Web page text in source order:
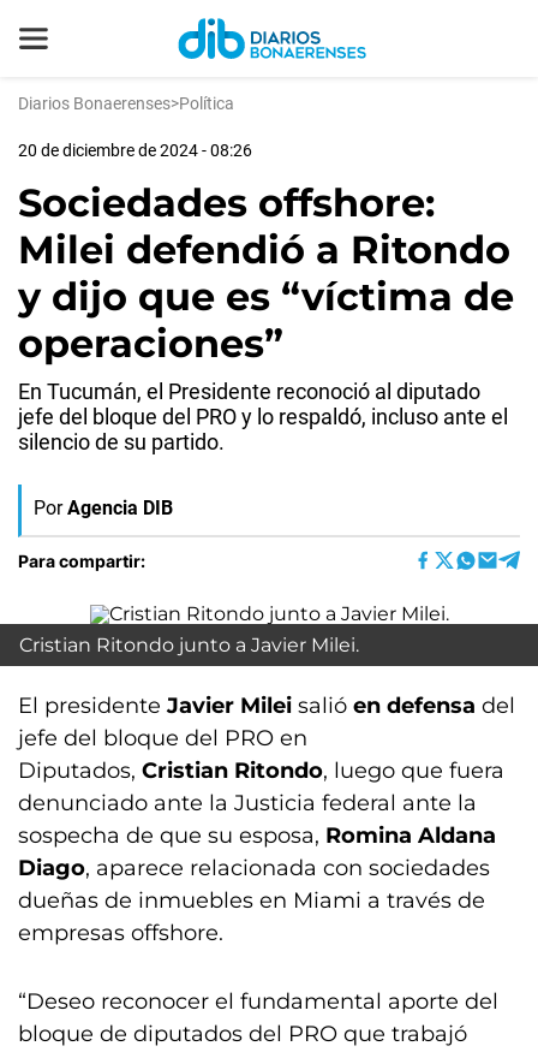
Diarios Bonaerenses>Política
20 de diciembre de 2024 - 08:26
Sociedades offshore:
Milei defendió a Ritondo
y dijo que es “víctima de
operaciones”
En Tucumán, el Presidente reconoció al diputado
jefe del bloque del PRO y lo respaldó, incluso ante el
silencio de su partido.
Por Agencia DIB
Para compartir:
Cristian Ritondo junto a Javier Milei.
El presidente Javier Milei salió en defensa del
jefe del bloque del PRO en
Diputados, Cristian Ritondo, luego que fuera
denunciado ante la Justicia federal ante la
sospecha de que su esposa, Romina Aldana
Diago, aparece relacionada con sociedades
dueñas de inmuebles en Miami a través de
empresas offshore.
“Deseo reconocer el fundamental aporte del
bloque de diputados del PRO que trabajó